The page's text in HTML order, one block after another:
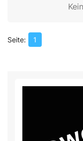
1